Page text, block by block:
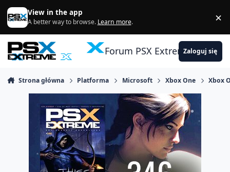
Skocz do zawartości
View in the app
A better way to browse. Learn more. ×
Forum PSX ExtremeZaloguj się
Strona główna Platforma Microsoft Xbox One Xbox